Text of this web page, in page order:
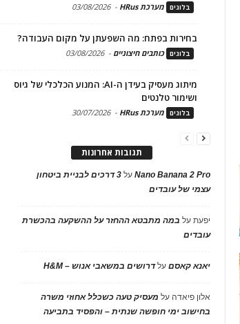
בלוגים מערכת HRus -
03/08/2026
בחירות בפתח: מה השפעתן על מקום העבודה?
בלוגים כותבים חיצוניים -
03/08/2026
מיתוג מעסיק בעידן ה-AI: המנוע הכלכלי של גיוס
ושימור טלנטים
בלוגים מערכת HRus -
30/07/2026
תגובות אחרונות
Nano Banana 2 Proעל
3 דרכים לבניית ביטחון
עצמי של עובדים
יפעתעל במה מתבטא ההחזר על ההשקעה בהכשרת
עובדים
יאנא קאסםעלדרושים במשאבי אנוש – H&M
אלון פיאדה על מעסיק טעה כשכלל אחוזי משרה
בחישוב ימי חופשה שנתית – והפסיד בתביעה